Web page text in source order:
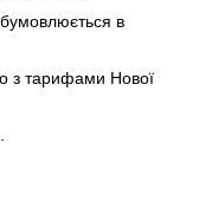
в
з тарифами Нової